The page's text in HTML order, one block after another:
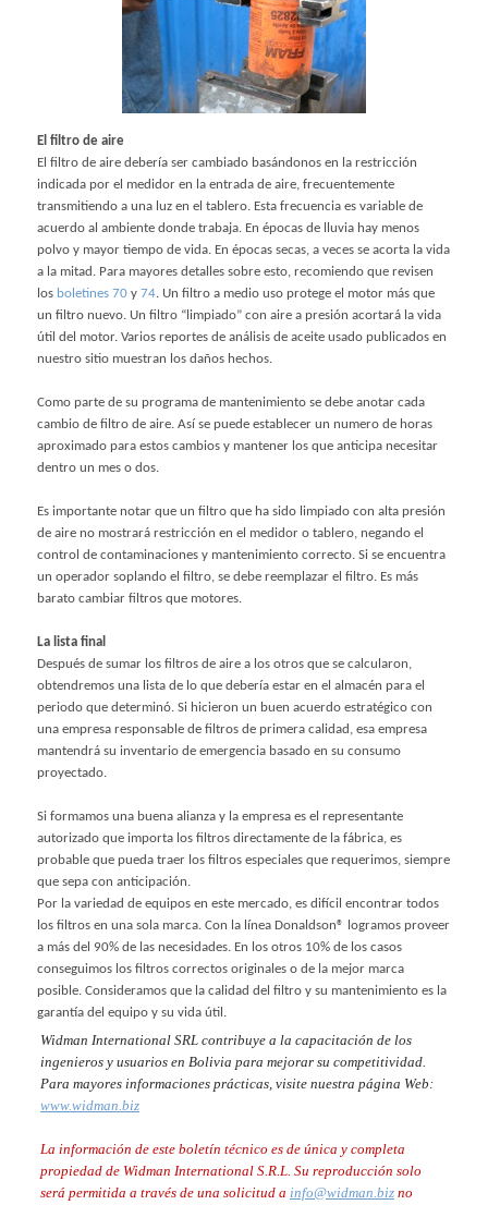
El filtro de aire
El filtro de aire debería ser cambiado basándonos en la restricción
indicada por el medidor en la entrada de aire, frecuentemente
transmitiendo a una luz en el tablero. Esta frecuencia es variable de
acuerdo al ambiente donde trabaja. En épocas de lluvia hay menos
polvo y mayor tiempo de vida. En épocas secas, a veces se acorta la vida
a la mitad. Para mayores detalles sobre esto, recomiendo que revisen
los boletines 70 y 74. Un filtro a medio uso protege el motor más que
un filtro nuevo. Un filtro “limpiado” con aire a presión acortará la vida
útil del motor. Varios reportes de análisis de aceite usado publicados en
nuestro sitio muestran los daños hechos.
Como parte de su programa de mantenimiento se debe anotar cada
cambio de filtro de aire. Así se puede establecer un numero de horas
aproximado para estos cambios y mantener los que anticipa necesitar
dentro un mes o dos.
Es importante notar que un filtro que ha sido limpiado con alta presión
de aire no mostrará restricción en el medidor o tablero, negando el
control de contaminaciones y mantenimiento correcto. Si se encuentra
un operador soplando el filtro, se debe reemplazar el filtro. Es más
barato cambiar filtros que motores.
La lista final
Después de sumar los filtros de aire a los otros que se calcularon,
obtendremos una lista de lo que debería estar en el almacén para el
periodo que determinó. Si hicieron un buen acuerdo estratégico con
una empresa responsable de filtros de primera calidad, esa empresa
mantendrá su inventario de emergencia basado en su consumo
proyectado.
Si formamos una buena alianza y la empresa es el representante
autorizado que importa los filtros directamente de la fábrica, es
probable que pueda traer los filtros especiales que requerimos, siempre
que sepa con anticipación.
Por la variedad de equipos en este mercado, es difícil encontrar todos
los filtros en una sola marca. Con la línea Donaldson® logramos proveer
a más del 90% de las necesidades. En los otros 10% de los casos
conseguimos los filtros correctos originales o de la mejor marca
posible. Consideramos que la calidad del filtro y su mantenimiento es la
garantía del equipo y su vida útil.
Widman International SRL contribuye a la capacitación de los
ingenieros y usuarios en Bolivia para mejorar su competitividad.
Para mayores informaciones prácticas, visite nuestra página Web:
www.widman.biz
La información de este boletín técnico es de única y completa
propiedad de Widman International S.R.L. Su reproducción solo
será permitida a través de una solicitud a info@widman.biz no